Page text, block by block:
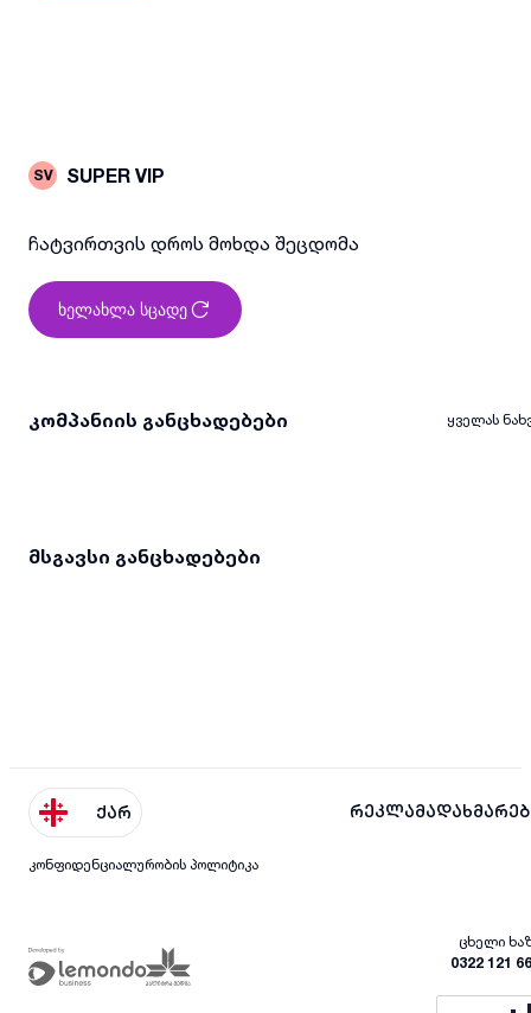
SV SUPER VIP
ჩატვირთვის დროს მოხდა შეცდომა
ხელახლა სცადე
კომპანიის განცხადებები ყველას
მსგავსი განცხადებები
ქარ რეკლამა
კონფიდენციალურობის პოლიტიკა
ცხელი
0322 121